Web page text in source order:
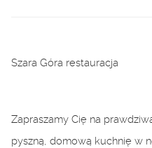
Szara Góra restauracja
Zapraszamy Cię na
pyszną, domową kuchnię w